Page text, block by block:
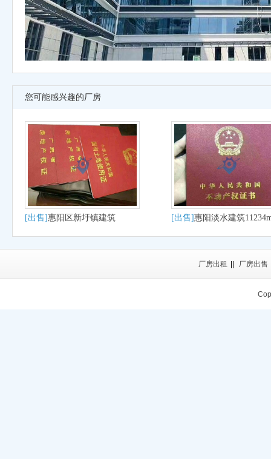
您可能感兴趣的厂房
[出售]惠阳区新圩镇建筑
7000m?优质建筑物出售
[出售]惠阳淡水建筑
有土地及建筑物出售
厂房出租 厂房出售